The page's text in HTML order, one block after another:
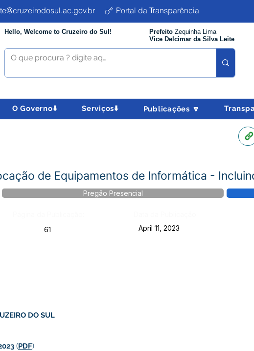
Portal da Transparência
Hello, Welcome to Cruzeiro do Sul! Prefeito Zequinha Lima
Vice Delcimar da Silva Leite
O Governo⬇️ Serviços⬇️ Publicações 🔽
de Equipamentos de Informática -
Pregão Presencial
61 April 11, 2023
DO SUL
(PDF)